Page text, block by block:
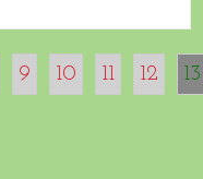
9 10 11 12 13